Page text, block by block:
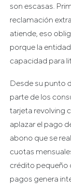
son escasas.
reclamación
atiende, eso
porque la
capacidad para
Desde su punto
parte de los
tarjeta revolving
aplazar el pago
abono que se
cuotas
crédito pequeño
pagos genera